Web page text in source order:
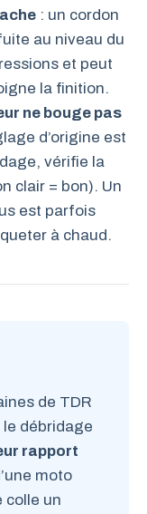
: un cordon
au niveau du
et peut
la finition.
ne bouge pas
d’origine est
vérifie la
clair = bon). Un
est parfois
à chaud.
de TDR
débridage
rapport
moto
colle un